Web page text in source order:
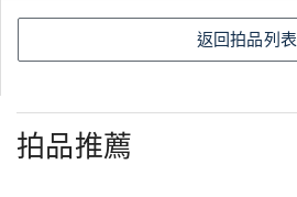
返回拍品列表
拍品推薦